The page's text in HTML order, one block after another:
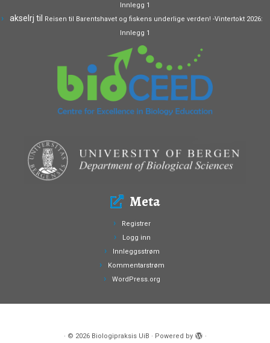
Innlegg 1
akselrj til Reisen til Barentshavet og fiskens underlige verden! -Vintertokt 2026:
Innlegg 1
Meta
Registrer
Logg inn
Innleggsstrøm
Kommentarstrøm
WordPress.org
· © 2026 Biologipraksis UiB · Powered by ·